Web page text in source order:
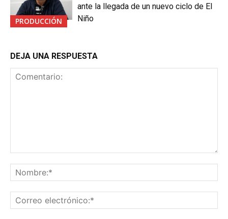
PRODUCCIÓN
ante la llegada de un nuevo ciclo de El
Niño
DEJA UNA RESPUESTA